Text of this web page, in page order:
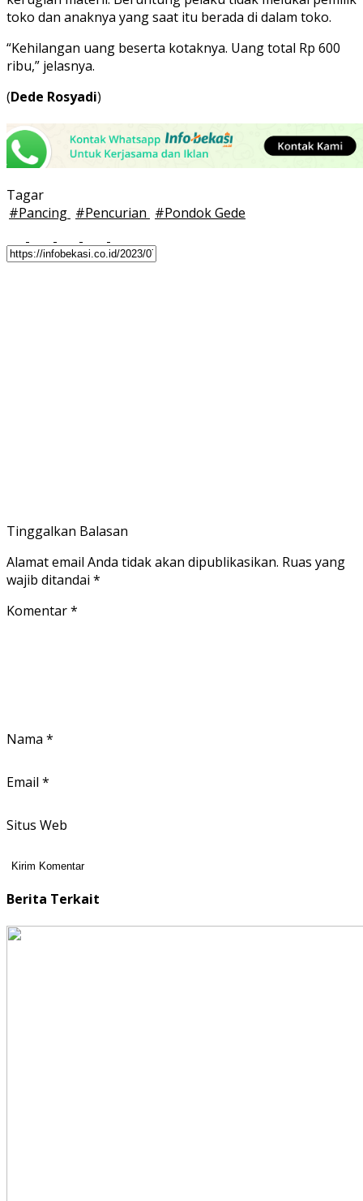
toko dan anaknya yang saat itu berada di dalam toko.
“Kehilangan uang beserta kotaknya. Uang total Rp 600
ribu,” jelasnya.
(Dede Rosyadi)
Tagar
#Pancing #Pencurian #Pondok Gede
Tinggalkan Balasan
Alamat email Anda tidak akan dipublikasikan. Ruas yang
wajib ditandai *
Komentar*
Nama *
Email *
Situs Web
Berita Terkait